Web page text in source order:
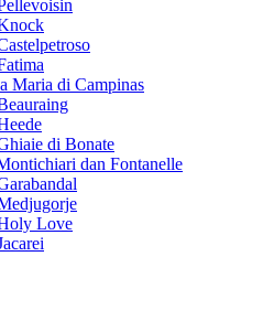
Maria di Campinas
di Bonate
dan Fontanelle
Love